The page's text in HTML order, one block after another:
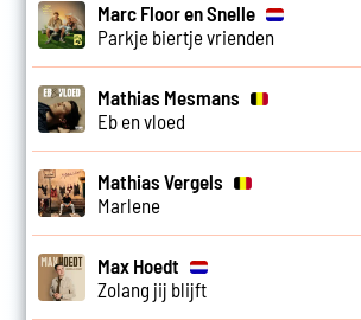
Marc Floor en Snelle
Parkje biertje vrienden
Mathias Mesmans
Eb en vloed
Mathias Vergels
Marlene
Max Hoedt
Zolang jij blijft